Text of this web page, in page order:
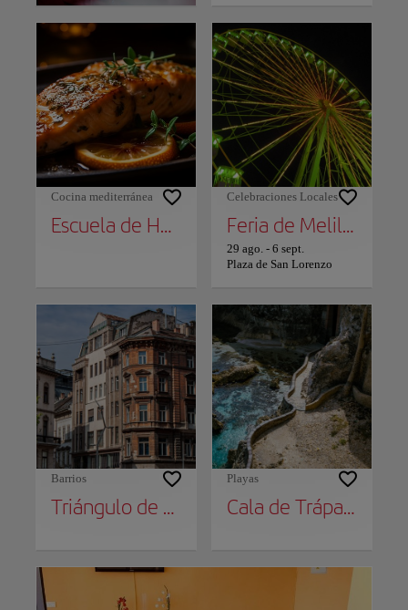
Cocina mediterránea
Escuela de Hostelería de Melilla
Celebraciones Locales
Feria de Melilla
29 ago. - 6 sept.
Plaza de San Lorenzo
Barrios
Triángulo de Oro del Modernismo
Playas
Cala de Trápana